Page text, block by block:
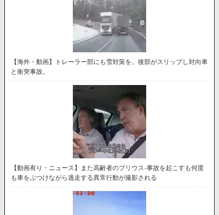
【海外・動画】トレーラー部にも雪対策を。後部がスリップし対向車
と衝突事故。
【動画有り・ニュース】また高齢者のプリウス-事故を起こすも何度
も車をぶつけながら逃走する異常行動が撮影される